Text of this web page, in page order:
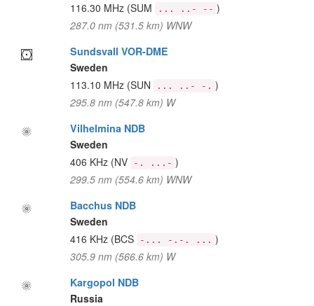
116.30 MHz (SUM ... ..- -- )
287.0 nm (531.5 km) WNW
Sundsvall VOR-DME
Sweden
113.10 MHz (SUN ... ..- -. )
295.8 nm (547.8 km) W
Vilhelmina NDB
Sweden
406 KHz (NV -. ...- )
299.5 nm (554.6 km) WNW
Bacchus NDB
Sweden
416 KHz (BCS -... -.-. ... )
305.9 nm (566.6 km) W
Kargopol NDB
Russia